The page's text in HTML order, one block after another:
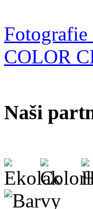
COLOR
Naši